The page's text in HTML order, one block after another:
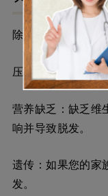
除了荷尔蒙失调之
压力：情绪压力会
营养缺乏：缺乏维
响并导致脱发。
遗传：如果您的家
发。